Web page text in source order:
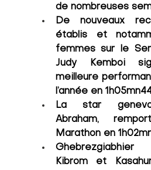
de nombreuses
De nouveaux
établis et
femmes sur le
Judy Kemboi
meilleure
l’année en
La star
Abraham,
Marathon en
Kibrom et